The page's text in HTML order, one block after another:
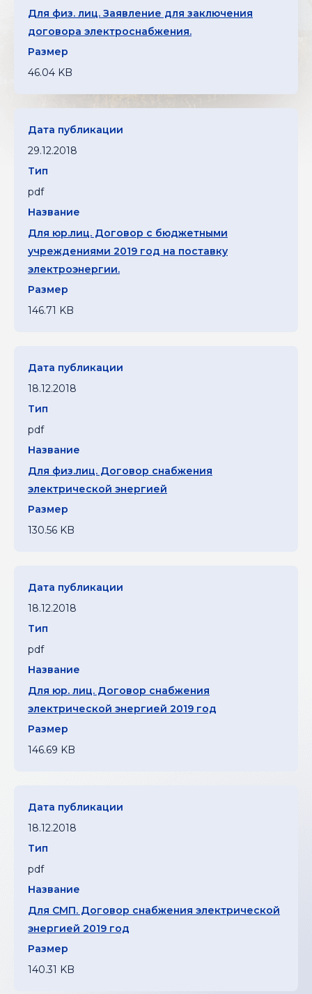
Для физ. лиц. Заявление для заключения
договора электроснабжения.
46.04 KB
29.12.2018
pdf
Для юр.лиц. Договор с бюджетными
учреждениями 2019 год на поставку
электроэнергии.
146.71 KB
18.12.2018
pdf
Для физ.лиц. Договор снабжения
электрической энергией
130.56 KB
18.12.2018
pdf
Для юр. лиц. Договор снабжения
электрической энергией 2019 год
146.69 KB
18.12.2018
pdf
Для СМП. Договор снабжения электрической
энергией 2019 год
140.31 KB